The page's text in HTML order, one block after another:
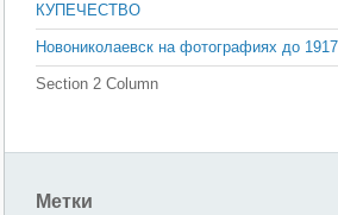
КУПЕЧЕСТВО
Новониколаевск на фотографиях до
Section 2 Column
Метки